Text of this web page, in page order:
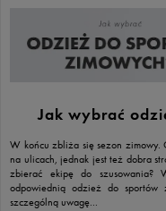
Jak wybrać
W końcu zbliża się sezon zimowy.
na ulicach, jednak jest też dobra
zbierać ekipę do szusowania?
odpowiednią odzież do
szczególną uwagę...